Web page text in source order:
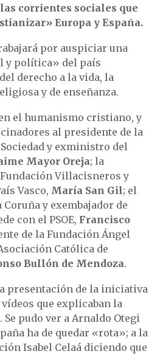
corrientes sociales que
Europa y España.
por auspiciar una
y política» del país
derecho a la vida, la
y de enseñanza.
el humanismo cristiano, y
al presidente de la
y exministro del
Mayor Oreja; la
Villacisneros y
Vasco, María San Gil; el
y exembajador de
con el PSOE, Francisco
de la Fundación Ángel
Católica de
Bullón de Mendoza.
presentación de la iniciativa
que explicaban la
Se pudo ver a Arnaldo Otegi
ha de quedar «rota»; a la
Isabel Celaá diciendo que